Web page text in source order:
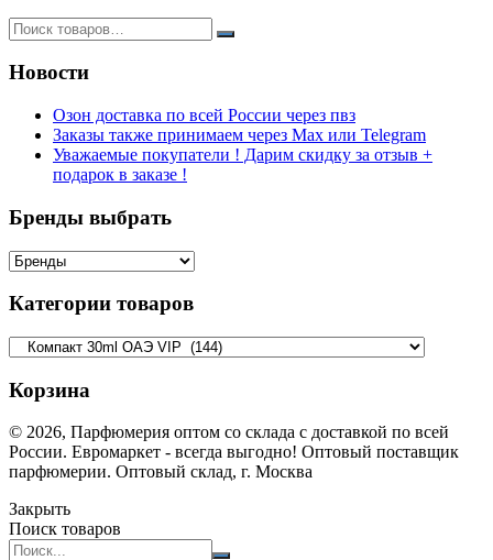
Новости
Озон доставка по всей России через пвз
Заказы также принимаем через Max или Telegram
Уважаемые покупатели ! Дарим скидку за отзыв +
подарок в заказе !
Бренды выбрать
Категории товаров
Корзина
© 2026, Парфюмерия оптом со склада с доставкой по всей
России. Евромаркет - всегда выгодно! Оптовый поставщик
парфюмерии. Оптовый склад, г. Москва
Закрыть
Поиск товаров
Search